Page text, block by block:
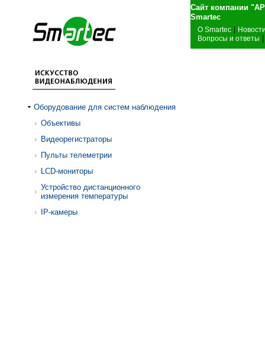
Сайт компании
О Smartec
Вопросы и ответы
Оборудование для систем наблюдения
Объективы
Видеорегистраторы
Пульты телеметрии
LCD-мониторы
Устройство дистанционного
измерения температуры
IP-камеры